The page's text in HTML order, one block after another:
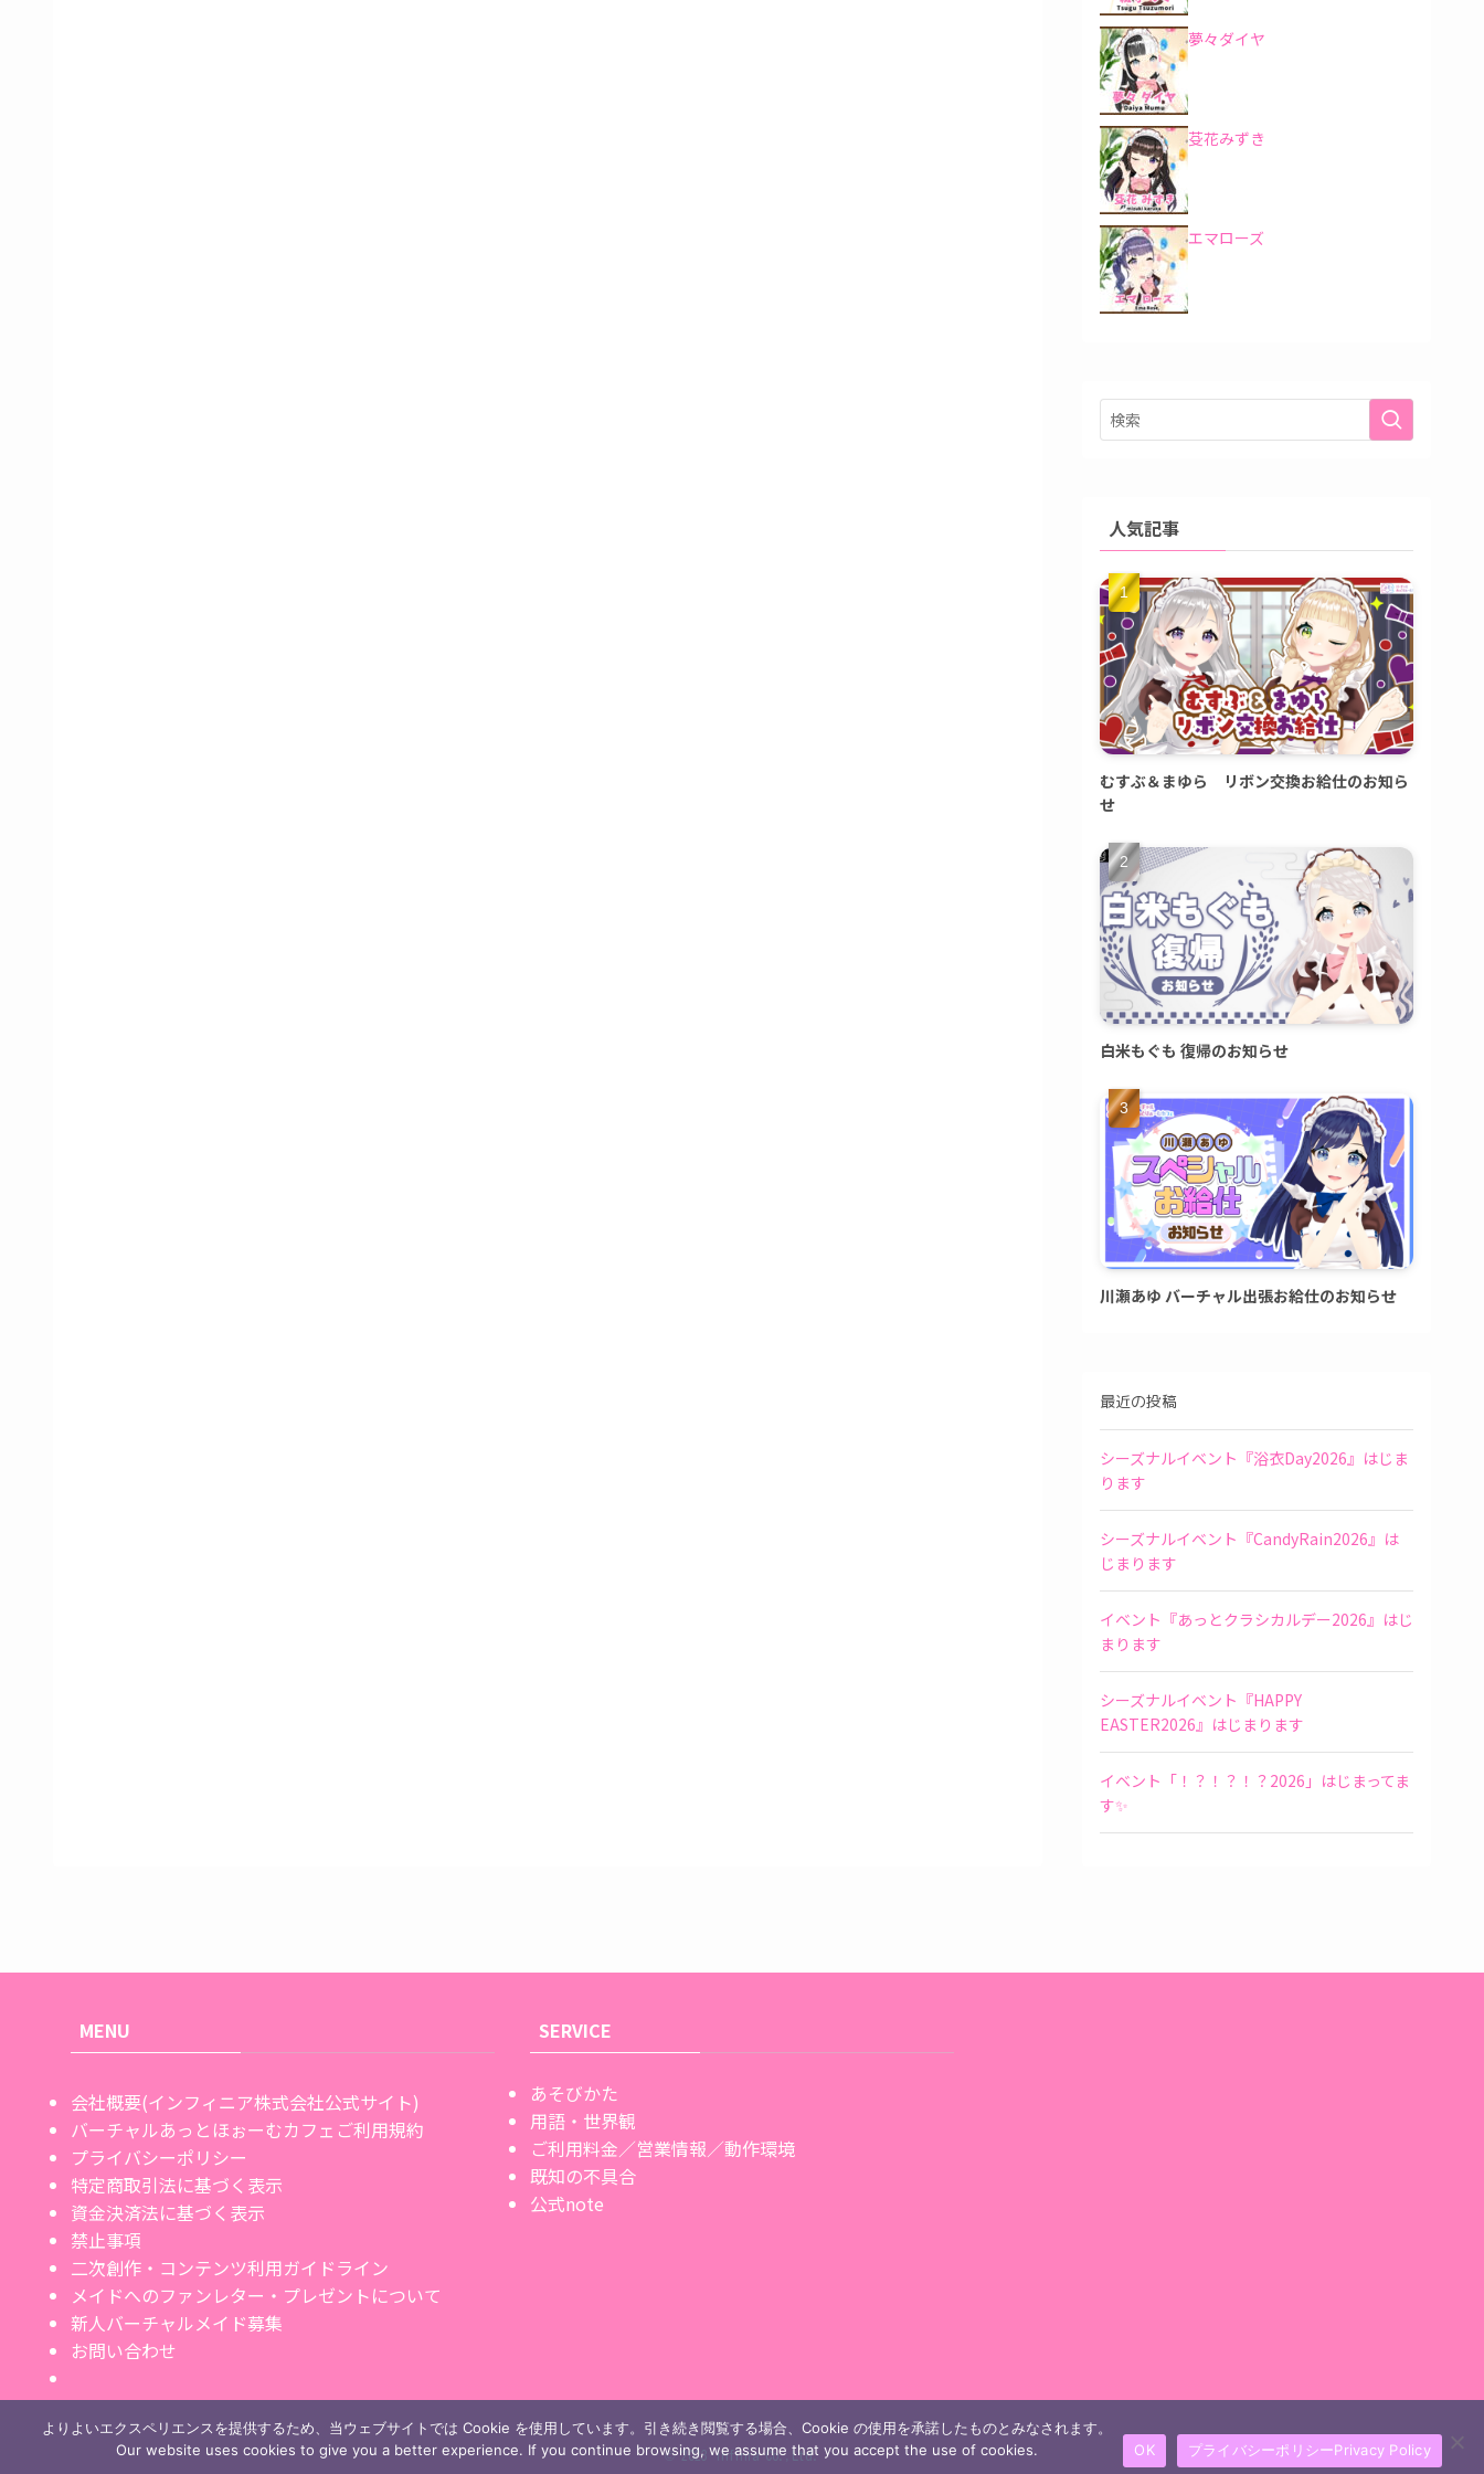
夢々ダイヤ
芟花みずき
エマローズ
人気記事
むすぶ＆まゆら リボン交換お給仕のお知ら
せ
白米もぐも 復帰のお知らせ
川瀬あゆ バーチャル出張お給仕のお知らせ
最近の投稿
シーズナルイベント『浴衣Day2026』はじま
ります
シーズナルイベント『CandyRain2026』は
じまります
イベント『あっとクラシカルデー2026』はじ
まります
シーズナルイベント『HAPPY
EASTER2026』はじまります
イベント「！？！？！？2026」はじまってま
す✨
MENU
会社概要(インフィニア株式会社公式サイト)
バーチャルあっとほぉーむカフェご利用規約
プライバシーポリシー
特定商取引法に基づく表示
資金決済法に基づく表示
禁止事項
二次創作・コンテンツ利用ガイドライン
メイドへのファンレター・プレゼントについて
新人バーチャルメイド募集
お問い合わせ
SERVICE
あそびかた
用語・世界観
ご利用料金／営業情報／動作環境
既知の不具合
公式note
©2023 Infinia Co.,Ltd.
よりよいエクスペリエンスを提供するため、当ウェブサイトでは Cookie を使用しています。引き続き閲覧する場合、Cookie の使用を承諾したものとみなされます。
Our website uses cookies to give you a better experience. If you continue browsing, we assume that you accept the use of cookies.
OK プライバシーポリシーPrivacy Policy